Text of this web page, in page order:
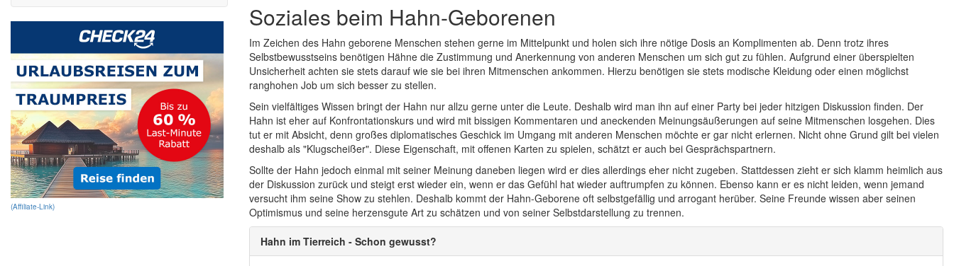
(Affiliate-Link)
Soziales beim Hahn-Geborenen
Im Zeichen des Hahn geborene Menschen stehen gerne im Mittelpunkt und holen sich ihre nötige Dosis an Komplimenten ab. Denn trotz ihres
Selbstbewusstseins benötigen Hähne die Zustimmung und Anerkennung von anderen Menschen um sich gut zu fühlen. Aufgrund einer überspielten
Unsicherheit achten sie stets darauf wie sie bei ihren Mitmenschen ankommen. Hierzu benötigen sie stets modische Kleidung oder einen möglichst
ranghohen Job um sich besser zu stellen.
Sein vielfältiges Wissen bringt der Hahn nur allzu gerne unter die Leute. Deshalb wird man ihn auf einer Party bei jeder hitzigen Diskussion finden. Der
Hahn ist eher auf Konfrontationskurs und wird mit bissigen Kommentaren und aneckenden Meinungsäußerungen auf seine Mitmenschen losgehen. Dies
tut er mit Absicht, denn großes diplomatisches Geschick im Umgang mit anderen Menschen möchte er gar nicht erlernen. Nicht ohne Grund gilt bei vielen
deshalb als "Klugscheißer". Diese Eigenschaft, mit offenen Karten zu spielen, schätzt er auch bei Gesprächspartnern.
Sollte der Hahn jedoch einmal mit seiner Meinung daneben liegen wird er dies allerdings eher nicht zugeben. Stattdessen zieht er sich klamm heimlich aus
der Diskussion zurück und steigt erst wieder ein, wenn er das Gefühl hat wieder auftrumpfen zu können. Ebenso kann er es nicht leiden, wenn jemand
versucht ihm seine Show zu stehlen. Deshalb kommt der Hahn-Geborene oft selbstgefällig und arrogant herüber. Seine Freunde wissen aber seinen
Optimismus und seine herzensgute Art zu schätzen und von seiner Selbstdarstellung zu trennen.
Hahn im Tierreich - Schon gewusst?